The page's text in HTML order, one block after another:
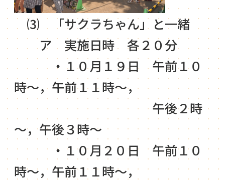
⑶ 「サクラちゃん」と一緒
ア 実施日時 各２０分
・１０月１９日 午前１０
時～，午前１１時～，
午後２時
～，午後３時～
・１０月２０日 午前１０
時～，午前１１時～，